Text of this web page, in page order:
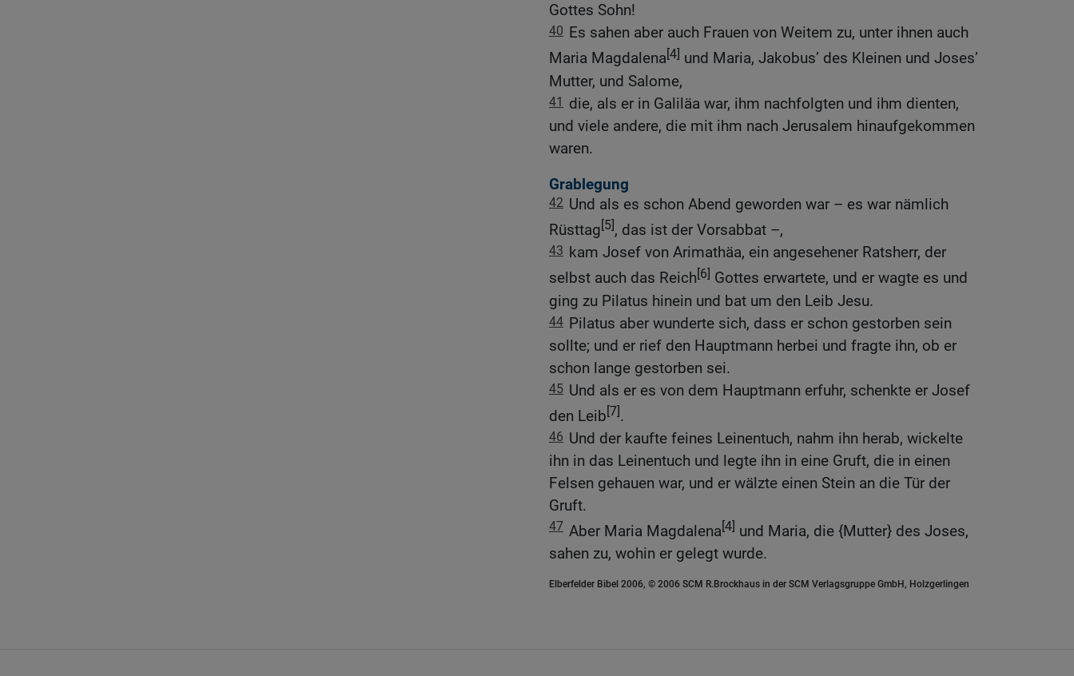
Gottes Sohn!
40 Es sahen aber auch Frauen von Weitem zu, unter ihnen auch
Maria Magdalena[4] und Maria, Jakobus’ des Kleinen und Joses’
Mutter, und Salome,
41 die, als er in Galiläa war, ihm nachfolgten und ihm dienten,
und viele andere, die mit ihm nach Jerusalem hinaufgekommen
waren.
Grablegung
42 Und als es schon Abend geworden war – es war nämlich
Rüsttag[5], das ist der Vorsabbat –,
43 kam Josef von Arimathäa, ein angesehener Ratsherr, der
selbst auch das Reich[6] Gottes erwartete, und er wagte es und
ging zu Pilatus hinein und bat um den Leib Jesu.
44 Pilatus aber wunderte sich, dass er schon gestorben sein
sollte; und er rief den Hauptmann herbei und fragte ihn, ob er
schon lange gestorben sei.
45 Und als er es von dem Hauptmann erfuhr, schenkte er Josef
den Leib[7].
46 Und der kaufte feines Leinentuch, nahm ihn herab, wickelte
ihn in das Leinentuch und legte ihn in eine Gruft, die in einen
Felsen gehauen war, und er wälzte einen Stein an die Tür der
Gruft.
47 Aber Maria Magdalena[4] und Maria, die {Mutter} des Joses,
sahen zu, wohin er gelegt wurde.
Elberfelder Bibel 2006, © 2006 SCM R.Brockhaus in der SCM Verlagsgruppe GmbH, Holzgerlingen